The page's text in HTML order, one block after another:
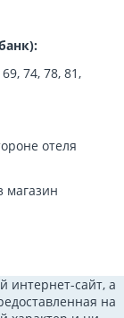
74, 78, 81,
отеля
магазин
сайт, а
на